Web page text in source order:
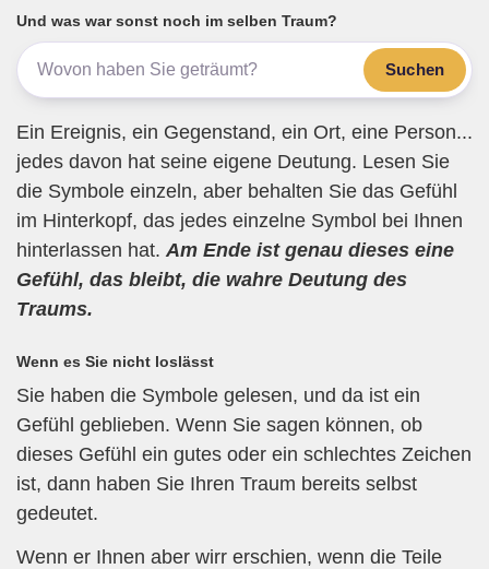
b
o
o
k
a
m
A
p
p
Und was war sonst noch im selben Traum?
Suchen
Ein Ereignis, ein Gegenstand, ein Ort, eine Person...
jedes davon hat seine eigene Deutung. Lesen Sie
die Symbole einzeln, aber behalten Sie das Gefühl
im Hinterkopf, das jedes einzelne Symbol bei Ihnen
hinterlassen hat. Am Ende ist genau dieses eine
Gefühl, das bleibt, die wahre Deutung des
Traums.
Wenn es Sie nicht loslässt
Sie haben die Symbole gelesen, und da ist ein
Gefühl geblieben. Wenn Sie sagen können, ob
dieses Gefühl ein gutes oder ein schlechtes Zeichen
ist, dann haben Sie Ihren Traum bereits selbst
gedeutet.
Wenn er Ihnen aber wirr erschien, wenn die Teile